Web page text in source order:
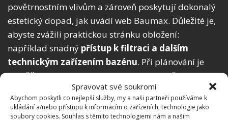
Spravovat své soukromí
Abychom poskytli co nejlepší služby, my a naši partneři používáme k
ukládání a/nebo přístupu k informacím o zařízeních, technologie jako
soubory cookies. Souhlas s těmito technologiemi nám a našim
povětrnostním vlivům a zároveň poskytují dokonalý
estetický dopad, jak uvádí web Baumax. Důležité je,
abyste zvážili praktickou stránku obložení:
například snadný přístup k filtraci a dalším
technickým zařízením bazénu. Při plánování je
rovněž nezbytné, abyste zohlednili umístění bazénu
na slunném místě bez blízkosti stromů, které by
mohly znečišťovat vodu padajícím listím.